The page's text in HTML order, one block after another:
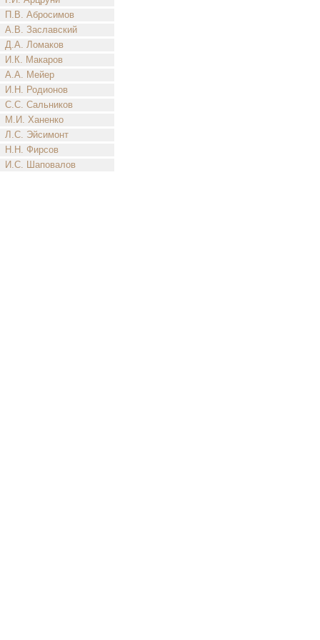
П.В. Абросимов
А.В. Заславский
Д.А. Ломаков
И.К. Макаров
А.А. Мейер
И.Н. Родионов
С.С. Сальников
М.И. Ханенко
Л.С. Эйсимонт
Н.Н. Фирсов
И.С. Шаповалов